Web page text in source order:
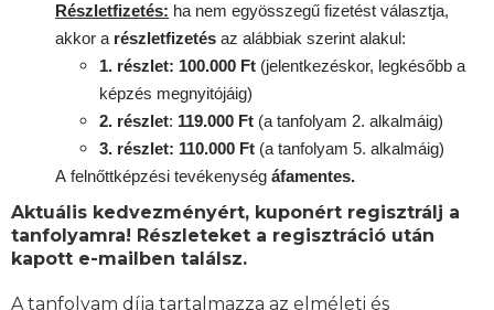
Részletfizetés: ha nem egyösszegű fizetést választja,
akkor a részletfizetés az alábbiak szerint alakul:
1. részlet: 100.000 Ft (jelentkezéskor, legkésőbb a
képzés megnyitójáig)
2. részlet: 119.000 Ft (a tanfolyam 2. alkalmáig)
3. részlet: 110.000 Ft (a tanfolyam 5. alkalmáig)
A felnőttképzési tevékenység áfamentes.
Aktuális kedvezményért, kuponért regisztrálj a
tanfolyamra! Részleteket a regisztráció után
kapott e-mailben találsz.
A tanfolyam díja tartalmazza az elméleti és